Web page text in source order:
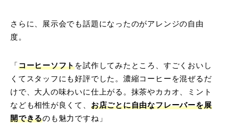
さらに、展示会でも話題になったのがアレンジの自由
度。
「 コーヒーソフトを試作してみたところ、すごくおいし
くてスタッフにも好評でした。濃縮コーヒーを混ぜるだ
けで、大人の味わいに仕上がる。抹茶やカカオ、ミント
なども相性が良くて、 お店ごとに自由なフレーバーを展
開できるのも魅力ですね」